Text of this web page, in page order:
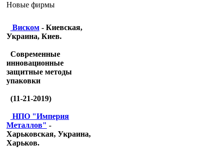
Новые фирмы
Виском - Киевская,
Украина, Киев.
Современные
инновационные
защитные методы
упаковки
(11-21-2019)
НПО "Империя
Металлов" -
Харьковская, Украина,
Харьков.